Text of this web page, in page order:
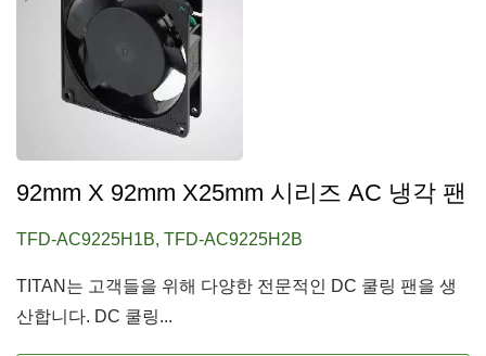
92mm X 92mm X25mm 시리즈 AC 냉각 팬
TFD-AC9225H1B, TFD-AC9225H2B
TITAN는 고객들을 위해 다양한 전문적인 DC 쿨링 팬을 생
산합니다. DC 쿨링...